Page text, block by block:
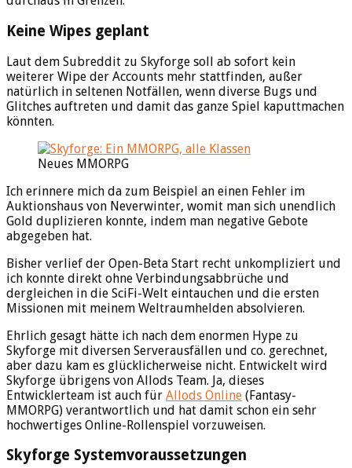
Keine Wipes geplant
Laut dem Subreddit zu Skyforge soll ab sofort kein
weiterer Wipe der Accounts mehr stattfinden, außer
natürlich in seltenen Notfällen, wenn diverse Bugs und
Glitches auftreten und damit das ganze Spiel kaputtmachen
könnten.
Neues MMORPG
Ich erinnere mich da zum Beispiel an einen Fehler im
Auktionshaus von Neverwinter, womit man sich unendlich
Gold duplizieren konnte, indem man negative Gebote
abgegeben hat.
Bisher verlief der Open-Beta Start recht unkompliziert und
ich konnte direkt ohne Verbindungsabbrüche und
dergleichen in die SciFi-Welt eintauchen und die ersten
Missionen mit meinem Weltraumhelden absolvieren.
Ehrlich gesagt hätte ich nach dem enormen Hype zu
Skyforge mit diversen Serverausfällen und co. gerechnet,
aber dazu kam es glücklicherweise nicht. Entwickelt wird
Skyforge übrigens von Allods Team. Ja, dieses
Entwicklerteam ist auch für Allods Online (Fantasy-
MMORPG) verantwortlich und hat damit schon ein sehr
hochwertiges Online-Rollenspiel vorzuweisen.
Skyforge Systemvoraussetzungen